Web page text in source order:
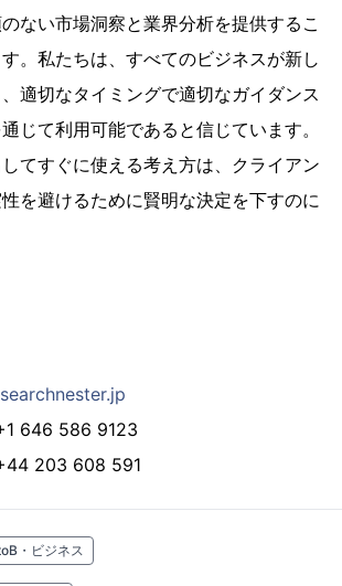
ない市場洞察と業界分析を提供するこ
。私たちは、すべてのビジネスが新し
適切なタイミングで適切なガイダンス
じて利用可能であると信じています。
てすぐに使える考え方は、クライアン
を避けるために賢明な決定を下すのに
646 586 9123
203 608 591
・ビジネス